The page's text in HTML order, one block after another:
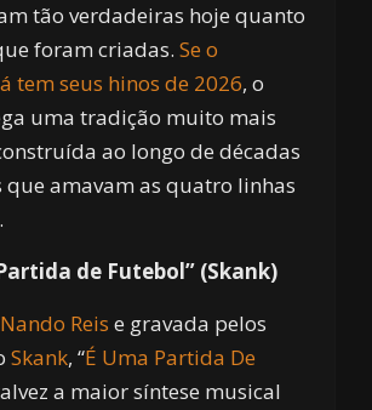
tão verdadeiras hoje quanto
foram criadas. Se o
tem seus hinos de 2026, o
uma tradição muito mais
ao longo de décadas
amavam as quatro linhas
de Futebol” (Skank)
Nando Reis e gravada pelos
Skank, “É Uma Partida De
a maior síntese musical